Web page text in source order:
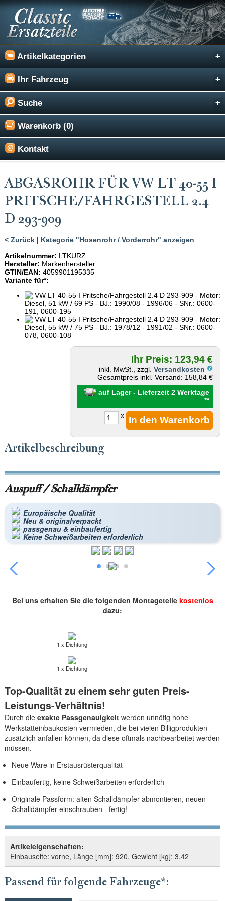
Artikelkategorien
Ihr Fahrzeug
Suche
Warenkorb (0)
Kontakt
ABGASROHR FÜR VW LT 40-55 I
PRITSCHE/FAHRGESTELL 2.4
D 293-909
< Zurück| Kategorie "Hosenrohr / Vorderrohr" anzeigen
Artikelnummer: LTKURZ
Hersteller: Markenhersteller
GTIN/EAN: 4059901195335
Variante für*:
VW LT 40-55 I Pritsche/Fahrgestell 2.4 D 293-909 - Motor:
Diesel, 51 kW / 69 PS - BJ.: 1990/08 - 1996/06 - SNr.: 0600-
191, 0600-195
VW LT 40-55 I Pritsche/Fahrgestell 2.4 D 293-909 - Motor:
Diesel, 55 kW / 75 PS - BJ.: 1978/12 - 1991/02 - SNr.: 0600-
078, 0600-108
Ihr Preis: 123,94 €
inkl. MwSt., zzgl.Versandkosten
Gesamtpreis inkl. Versand: 158,84 €
auf Lager - Lieferzeit 2 Werktage
**
x
Artikelbeschreibung
Auspuff / Schalldämpfer
Europäische Qualität
Neu & originalverpackt
passgenau & einbaufertig
Keine Schweißarbeiten erforderlich
Bei uns erhalten Sie die folgenden Montageteile kostenlos
dazu:
1 x Dichtung
1 x Dichtung
Top-Qualität zu einem sehr guten Preis-
Leistungs-Verhältnis!
Durch die exakte Passgenauigkeitwerden unnötig hohe
Werkstatteinbaukosten vermieden, die bei vielen Billigprodukten
zusätzlich anfallen können, da diese oftmals nachbearbeitet werden
müssen.
Neue Ware in Erstausrüsterqualität
Einbaufertig, keine Schweißarbeiten erforderlich
Originale Passform: alten Schalldämpfer abmontieren, neuen
Schalldämpfer einschrauben - fertig!
Artikeleigenschaften:
Einbauseite: vorne, Länge [mm]: 920, Gewicht [kg]: 3,42
Passend für folgende Fahrzeuge*: